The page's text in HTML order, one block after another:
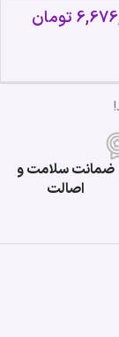
تومان
ضمانت سلامت و
اصالت